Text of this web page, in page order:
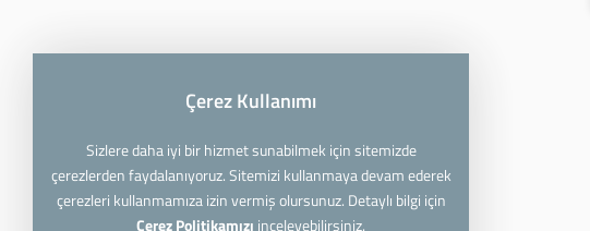
Çerez Kullanımı
Sizlere daha iyi bir hizmet sunabilmek için sitemizde
çerezlerden faydalanıyoruz. Sitemizi kullanmaya devam ederek
çerezleri kullanmamıza izin vermiş olursunuz. Detaylı bilgi için
Çerez Politikamızı inceleyebilirsiniz.